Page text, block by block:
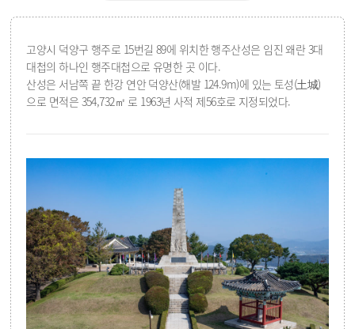
고양시 덕양구 행주로 15번길 89에 위치한 행주산성은 임진 왜란 3대
대첩의 하나인 행주대첩으로 유명한 곳 이다.
산성은 서남쪽 끝 한강 연안 덕양산(해발 124.9m)에 있는 토성(土城)
으로 면적은 354,732㎡ 로 1963년 사적 제56호로 지정되었다.